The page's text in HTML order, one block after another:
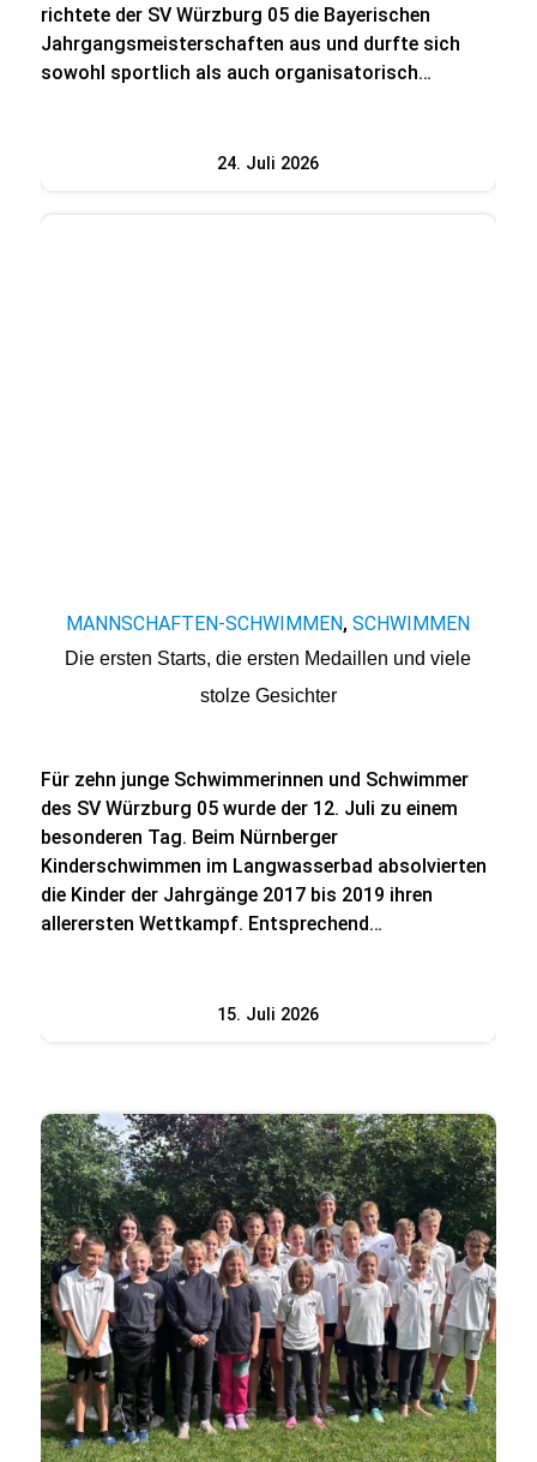
richtete der SV Würzburg 05 die Bayerischen
Jahrgangsmeisterschaften aus und durfte sich
sowohl sportlich als auch organisatorisch…
24. Juli 2026
MANNSCHAFTEN-SCHWIMMEN,SCHWIMMEN
Die ersten Starts, die ersten Medaillen und viele
stolze Gesichter
Für zehn junge Schwimmerinnen und Schwimmer
des SV Würzburg 05 wurde der 12. Juli zu einem
besonderen Tag. Beim Nürnberger
Kinderschwimmen im Langwasserbad absolvierten
die Kinder der Jahrgänge 2017 bis 2019 ihren
allerersten Wettkampf. Entsprechend…
15. Juli 2026